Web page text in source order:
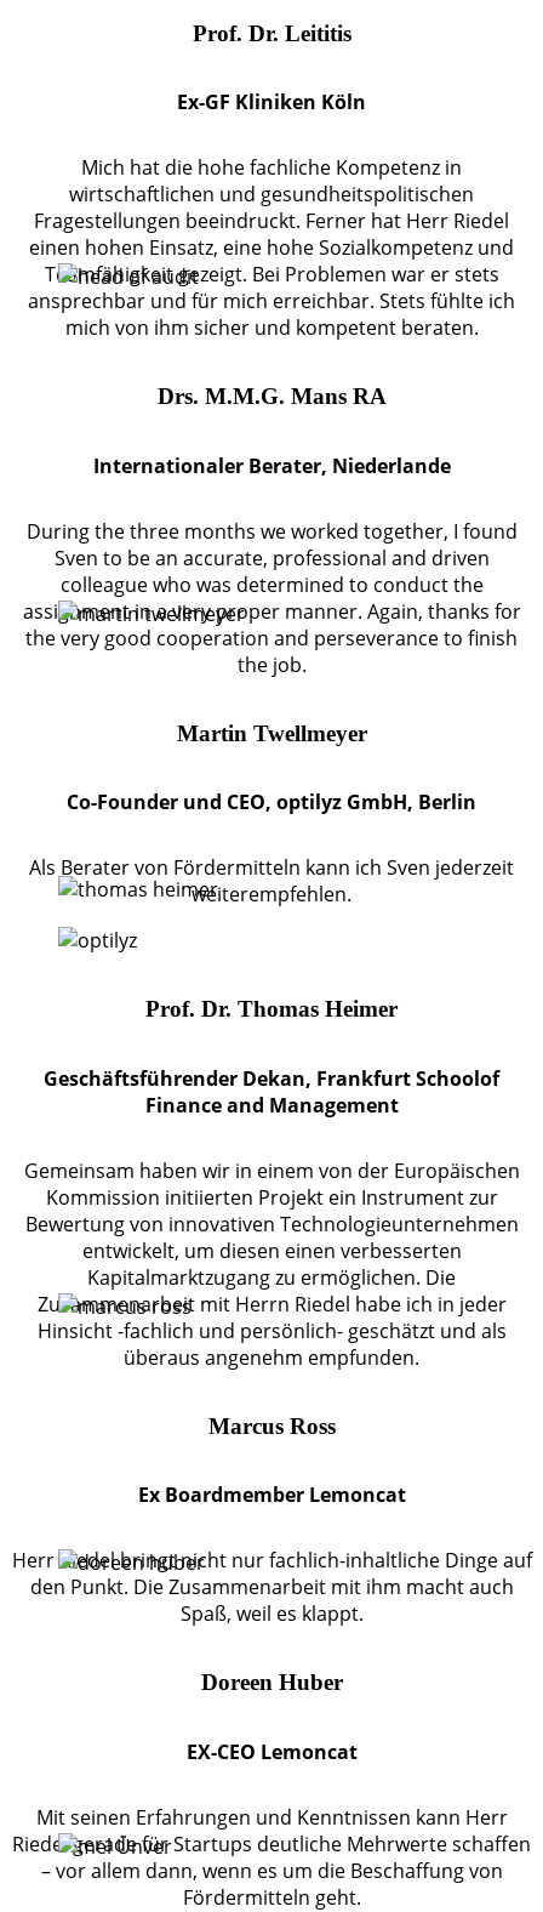
Prof. Dr. Leititis
Ex-GF Kliniken Köln
Mich hat die hohe fachliche Kompetenz in
wirtschaftlichen und gesundheitspolitischen
Fragestellungen beeindruckt. Ferner hat Herr Riedel
einen hohen Einsatz, eine hohe Sozialkompetenz und
Teamfähigkeit gezeigt. Bei Problemen war er stets
ansprechbar und für mich erreichbar. Stets fühlte ich
mich von ihm sicher und kompetent beraten.
Drs. M.M.G. Mans RA
Internationaler Berater, Niederlande
During the three months we worked together, I found
Sven to be an accurate, professional and driven
colleague who was determined to conduct the
assignment in a very proper manner. Again, thanks for
the very good cooperation and perseverance to finish
the job.
Martin Twellmeyer
Co-Founder und CEO, optilyz GmbH, Berlin
Als Berater von Fördermitteln kann ich Sven jederzeit
weiterempfehlen.
Prof. Dr. Thomas Heimer
Geschäftsführender Dekan, Frankfurt Schoolof
Finance and Management
Gemeinsam haben wir in einem von der Europäischen
Kommission initiierten Projekt ein Instrument zur
Bewertung von innovativen Technologieunternehmen
entwickelt, um diesen einen verbesserten
Kapitalmarktzugang zu ermöglichen. Die
Zusammenarbeit mit Herrn Riedel habe ich in jeder
Hinsicht -fachlich und persönlich- geschätzt und als
überaus angenehm empfunden.
Marcus Ross
Ex Boardmember Lemoncat
Herr Riedel bringt nicht nur fachlich-inhaltliche Dinge auf
den Punkt. Die Zusammenarbeit mit ihm macht auch
Spaß, weil es klappt.
Doreen Huber
EX-CEO Lemoncat
Mit seinen Erfahrungen und Kenntnissen kann Herr
Riedel gerade für Startups deutliche Mehrwerte schaffen
– vor allem dann, wenn es um die Beschaffung von
Fördermitteln geht.